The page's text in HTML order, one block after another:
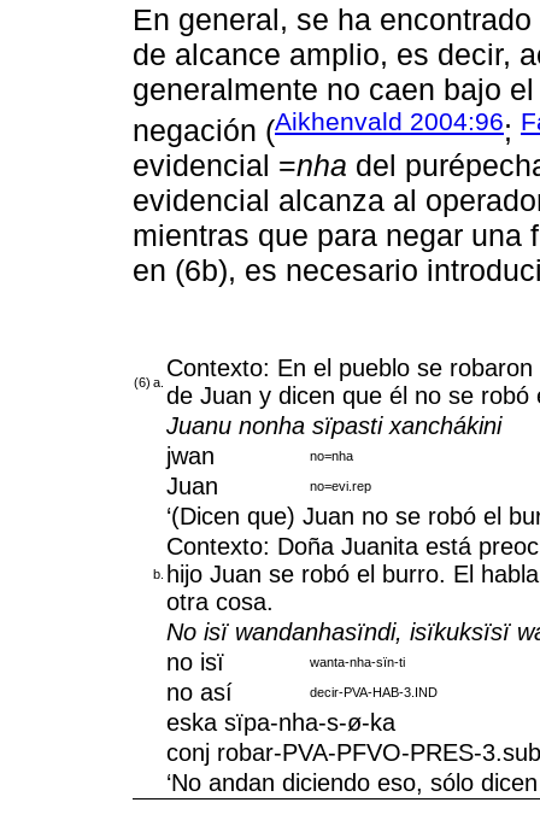
En general, se ha
de alcance amplio, es decir,
generalmente no caen bajo
negación (Aikhenvald 2004:96;
evidencial =nha del
evidencial alcanza al
mientras que para negar una
en (6b), es necesario
(6) a.
Contexto: En el pueblo se
de Juan y dicen que él no se
Juanu nonha sïpasti xanchákini
jwan
no=nha
Juan no=evi.rep
‘(Dicen que) Juan no se robó el
b.
Contexto: Doña Juanita está
hijo Juan se robó el burro. El
otra cosa.
No isï wandanhasïndi, isïkuksïsï
no isï
wanta-nha-sïn-ti
no así decir-PVA-HAB-3.IND
eska sïpa-nha-s-ø-ka
conj robar-PVA-PFVO-PRES-
‘No andan diciendo eso, sólo